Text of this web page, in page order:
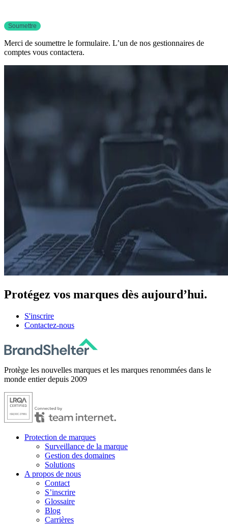
Merci de soumettre le formulaire. L’un de nos gestionnaires de
comptes vous contactera.
Protégez vos marques dès aujourd’hui.
S'inscrire
Contactez-nous
Protège les nouvelles marques et les marques renommées dans le
monde entier depuis 2009
Protection de marques
Surveillance de la marque
Gestion des domaines
Solutions
A propos de nous
Contact
S’inscrire
Glossaire
Blog
Carrières